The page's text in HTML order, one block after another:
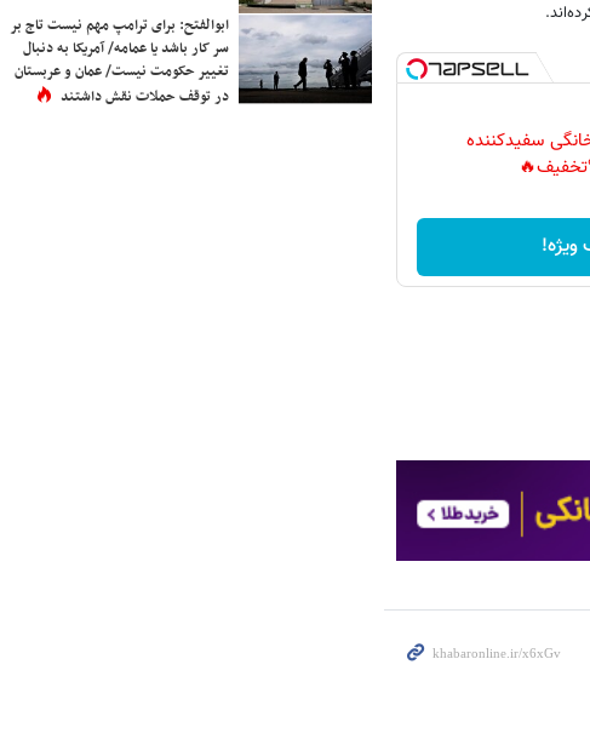
سفیدکننده
ابوالفتح: برای ترامپ مهم نیست تاج بر
سر کار باشد یا عمامه/ آمریکا به دنبال
تغییر حکومت نیست/ عمان و عربستان
در توقف حملات نقش داشتند